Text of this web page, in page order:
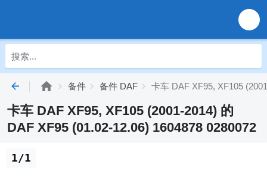
备件 备件 DAF 卡车 DAF XF95, XF105
卡车 DAF XF95, XF105 (2001-2014) 的
DAF XF95 (01.02-12.06) 1604878 0280072
1/1